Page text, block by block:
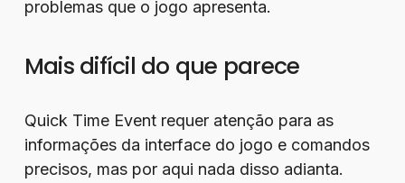
problemas que o jogo apresenta.
Mais difícil do que parece
Quick Time Event requer atenção para as
informações da interface do jogo e comandos
precisos, mas por aqui nada disso adianta.